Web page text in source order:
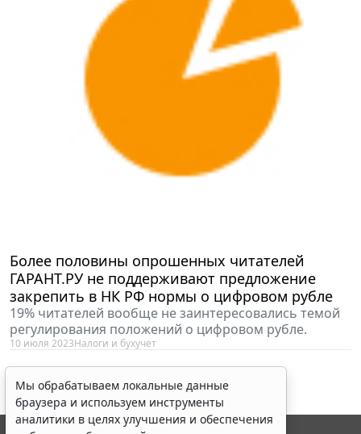
Более половины опрошенных читателей
ГАРАНТ.РУ не поддерживают предложение
закрепить в НК РФ нормы о цифровом рубле
19% читателей вообще не заинтересовались темой
регулирования положений о цифровом рубле.
10 июля 2023Налоги и бухучет
Мы обрабатываем локальные данные
браузера и используем инструменты
аналитики в целях улучшения и обеспечения